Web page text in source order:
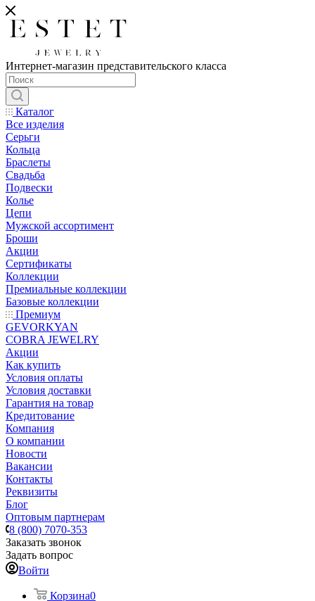
Интернет-магазин представительского класса
Каталог
Все изделия
Серьги
Кольца
Браслеты
Свадьба
Подвески
Колье
Цепи
Мужской ассортимент
Броши
Акции
Сертификаты
Коллекции
Премиальные коллекции
Базовые коллекции
Премиум
GEVORKYAN
COBRA JEWELRY
Акции
Как купить
Условия оплаты
Условия доставки
Гарантия на товар
Кредитование
Компания
О компании
Новости
Вакансии
Контакты
Реквизиты
Блог
Оптовым партнерам
8 (800) 7070-353
Заказать звонок
Задать вопрос
Войти
Корзина0